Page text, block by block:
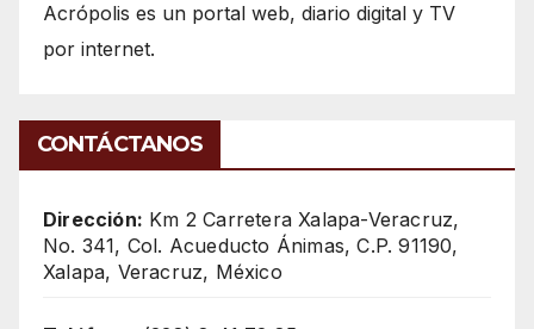
Acrópolis es un portal web, diario digital y TV
por internet.
CONTÁCTANOS
Dirección: Km 2 Carretera Xalapa-Veracruz,
No. 341, Col. Acueducto Ánimas, C.P. 91190,
Xalapa, Veracruz, México